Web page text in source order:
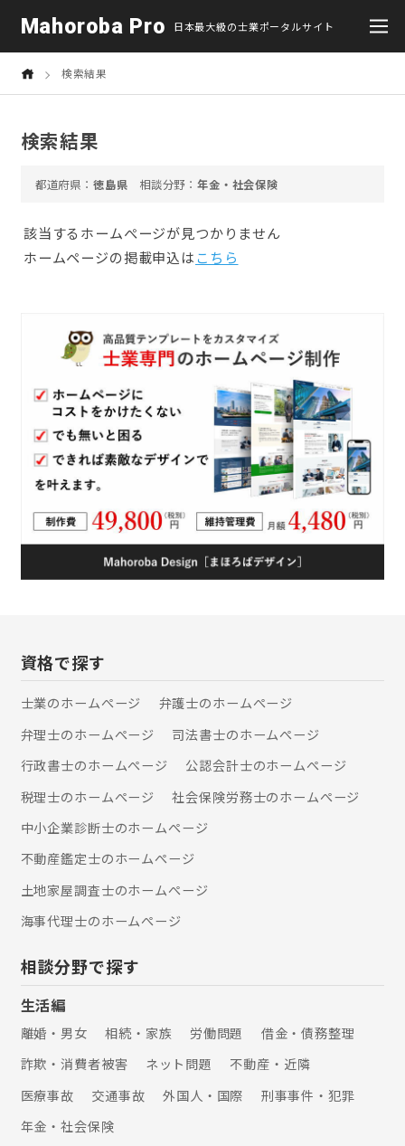
Mahoroba Pro 日本最大級の士業ポータルサイト
検索結果
検索結果
徳島県 年金・社会保険
該当するホームぺージが見つかりません
ホームページの掲載申込はこちら
資格で探す
士業のホームぺージ
弁護士のホームぺージ
弁理士のホームぺージ
司法書士のホームぺージ
行政書士のホームぺージ
公認会計士のホームぺージ
税理士のホームぺージ
社会保険労務士のホームぺージ
中小企業診断士のホームぺージ
不動産鑑定士のホームぺージ
土地家屋調査士のホームぺージ
海事代理士のホームぺージ
相談分野で探す
生活編
離婚・男女 相続・家族 労働問題
借金・債務整理
詐欺・消費者被害
ネット問題
不動産・近隣
医療事故
交通事故 外国人・国際
刑事事件・犯罪
年金・社会保険